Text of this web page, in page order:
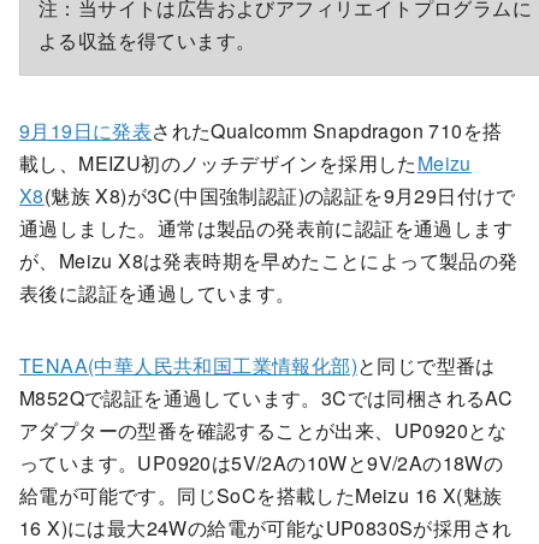
注：当サイトは広告およびアフィリエイトプログラムに
よる収益を得ています。
9月19日に発表されたQualcomm Snapdragon 710を搭
載し、MEIZU初のノッチデザインを採用したMeizu
X8(魅族 X8)が3C(中国強制認証)の認証を9月29日付けで
通過しました。通常は製品の発表前に認証を通過します
が、Meizu X8は発表時期を早めたことによって製品の発
表後に認証を通過しています。
TENAA(中華人民共和国工業情報化部)と同じで型番は
M852Qで認証を通過しています。3Cでは同梱されるAC
アダプターの型番を確認することが出来、UP0920とな
っています。UP0920は5V/2Aの10Wと9V/2Aの18Wの
給電が可能です。同じSoCを搭載したMeizu 16 X(魅族
16 X)には最大24Wの給電が可能なUP0830Sが採用され